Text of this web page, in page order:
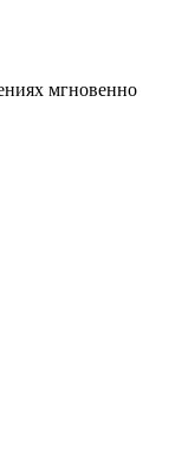
мгновенно